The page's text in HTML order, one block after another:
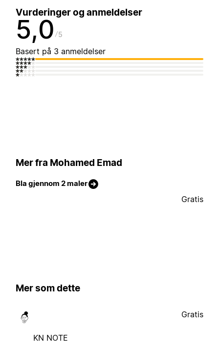
Vurderinger og anmeldelser
5,0 5
Basert på 3 anmeldelser
Mer fra Mohamed Emad
Bla gjennom 2 maler
Gratis
Mer som dette
KN NOTE
Gratis